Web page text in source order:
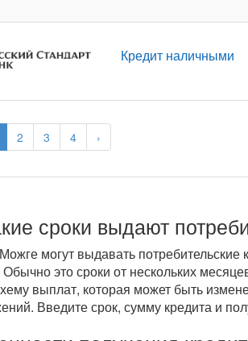
2 3 4 ›
Кредит наличными
сроки выдают
могут выдавать
Обычно это сроки от нескольких
выплат, которая может быть
Введите срок, сумму кредита и